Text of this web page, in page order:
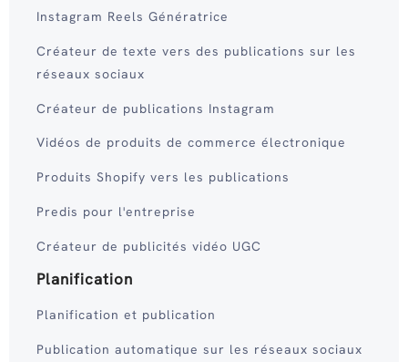
Instagram Reels Génératrice
Créateur de texte vers des publications sur les
réseaux sociaux
Créateur de publications Instagram
Vidéos de produits de commerce électronique
Produits Shopify vers les publications
Predis pour l'entreprise
Créateur de publicités vidéo UGC
Planification
Planification et publication
Publication automatique sur les réseaux sociaux